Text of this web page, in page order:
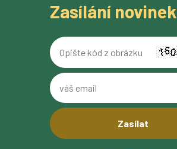
Zasílání novinek
Opište
kód
váš
email